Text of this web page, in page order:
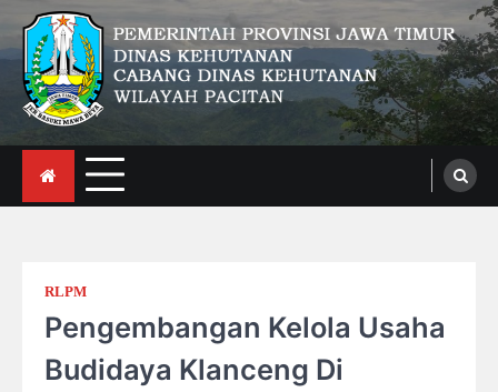
content
CDK Wilayah Pacitan
RLPM
Pengembangan Kelola Usaha
Budidaya Klanceng Di